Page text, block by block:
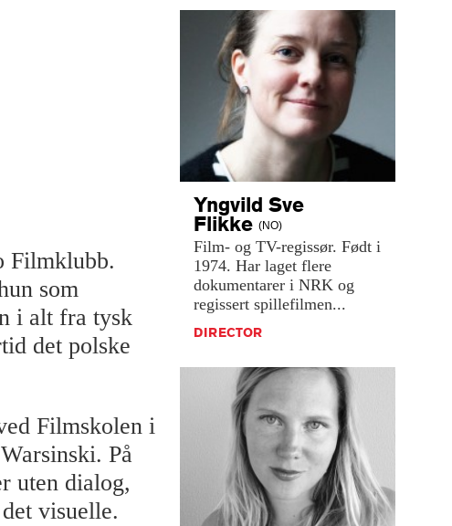
Filmklubb.
som
i alt fra tysk
det polske
Filmskolen i
På
uten dialog,
visuelle.
Yngvild Sve
Flikke (NO)
Film- og TV-regissør. Født i
1974. Har laget flere
dokumentarer i NRK og
regissert spillefilmen...
DIRECTOR